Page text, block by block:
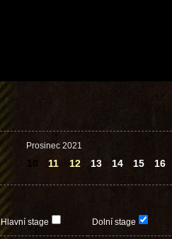
Prosinec 2021
10 11 12 13 14 15 16
Hlavní stage Dolní stage